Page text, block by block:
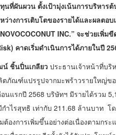
นที่ผันผวน ตั้งเป้ามุ่งเน้นการบริหาร
ว่างการเติบโตของรายได้และผลต
INC.” จะช่วยเ
คาดเริ่มดำเนินการได้ภายในปี
น์ ชิ้นปิ่นเกลียว ประธานเจ้าหน้าที่บริ
ตภัณฑ์แปรรูปจากมะพร้าวรายใหญ่ข
อนแรกปี 2568 บริษัทฯ มีรายได้รวม
ำไรสุทธิ เท่ากับ 211.68 ล้านบาท
ต้องการเพิ่มขึ้นอย่างต่อเนื่องตามก